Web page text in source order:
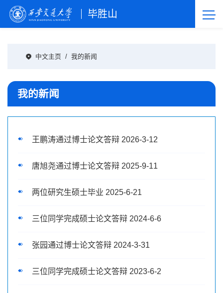
毕胜山
中文主页 / 我的新闻
我的新闻
王鹏涛通过博士论文答辩 2026-3-12
唐旭尧通过博士论文答辩 2025-9-11
两位研究生硕士毕业 2025-6-21
三位同学完成硕士论文答辩 2024-6-6
张园通过博士论文答辩 2024-3-31
三位同学完成硕士论文答辩 2023-6-2